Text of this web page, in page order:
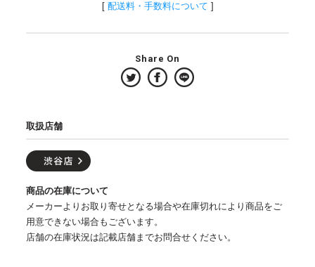
[ 配送料・手数料について ]
Share On
取扱店舗
商品の在庫について
メーカーよりお取り寄せとなる場合や在庫切れにより商品をご
用意できない場合もございます。
店舗の在庫状況は記載店舗までお問合せください。